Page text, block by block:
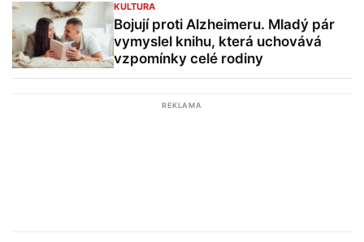
KULTURA
Bojují proti Alzheimeru. Mladý pár
vymyslel knihu, která uchovává
vzpomínky celé rodiny
REKLAMA